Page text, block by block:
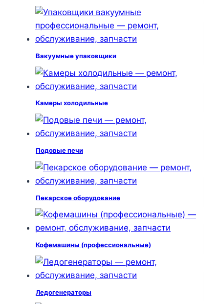
Вакуумные упаковщики
Камеры холодильные
Подовые печи
Пекарское оборудование
Кофемашины (профессиональные)
Ледогенераторы